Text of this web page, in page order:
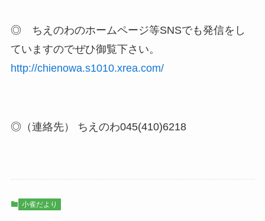
◎ ちえのわのホームページ等SNSでも発信をし
ていますのでぜひ御覧下さい。
http://chienowa.s1010.xrea.com/
◎（連絡先） ちえのわ045(410)6218
小雀だより